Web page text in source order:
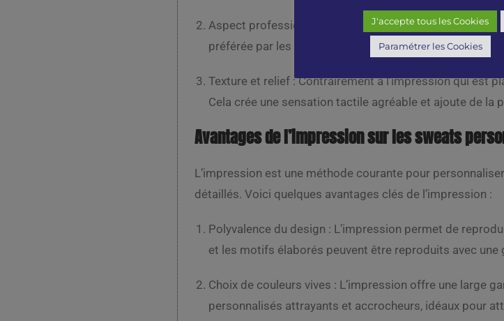
Aspect professionnel : La broderie ajoute une touche
préférée par les entrepreneurs qui souhaitent véhiculer
Texture et relief : Contrairement à l’impression qui est
Cela crée une sensation tactile agréable et ajoute de la
Avantages de l’impression sur les sweats
L’impression est une méthode courante pour
détaillés. Voici quelques avantages clés de l’impression :
Polyvalence du design : L’impression permet de
et les motifs élaborés peuvent être reproduits avec
Choix de couleurs vives : L’impression offre une large
personnalisés attrayants et accrocheurs, idéaux pour
J'accepte tous les Cookies
Paramétrer les Cookies